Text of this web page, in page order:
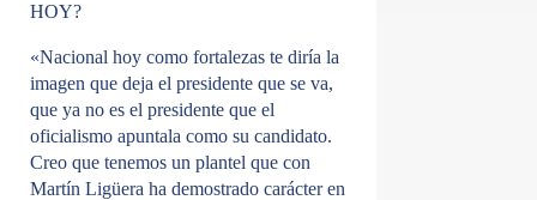
HOY?
«Nacional hoy como fortalezas te diría la
imagen que deja el presidente que se va,
que ya no es el presidente que el
oficialismo apuntala como su candidato.
Creo que tenemos un plantel que con
Martín Ligüera ha demostrado carácter en